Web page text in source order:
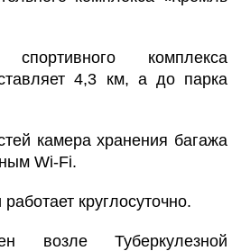
комплекса
4,3 км, а до парка
камера хранения багажа
Wi-Fi.
круглосуточно.
возле Туберкулезной